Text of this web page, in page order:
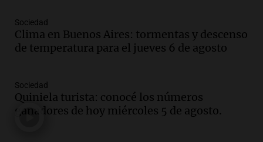
Audio.
Mundial de Natación de Invierno con
récords y atletas de 20 países
Audio.Conductor imputado por
accidente fatal en San Luis dejó tres
Sociedad
Clima en Buenos Aires: tormentas y descenso
de temperatura para el jueves 6 de agosto
Sociedad
Quiniela turista: conocé los números
ganadores de hoy miércoles 5 de agosto.